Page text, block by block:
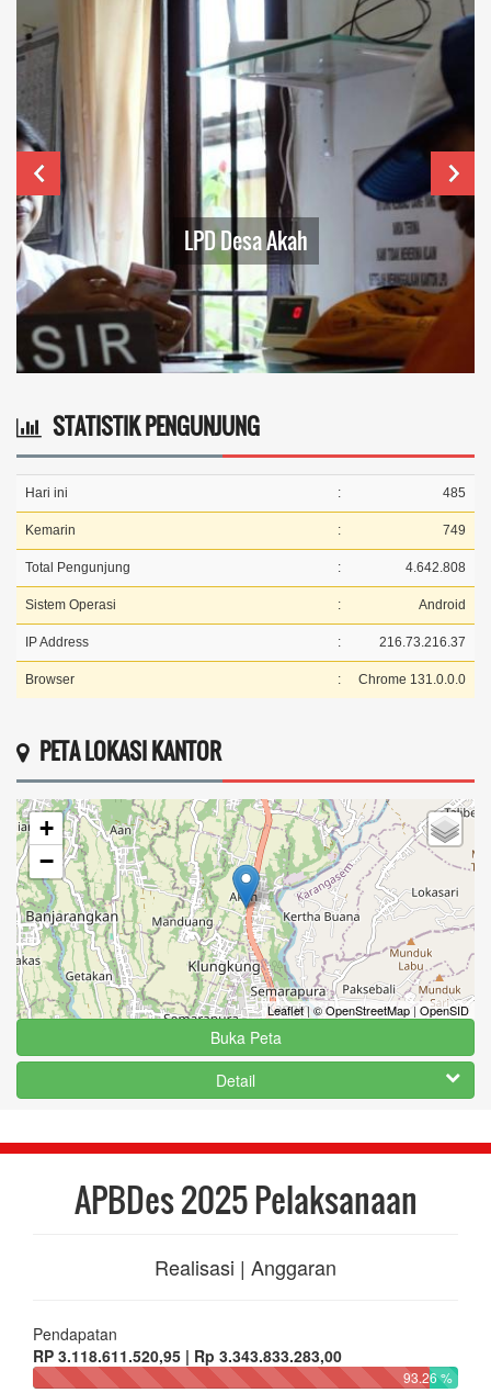
LPD Desa Akah
STATISTIK PENGUNJUNG
Hari ini : 485
Kemarin : 749
Total Pengunjung : 4.642.808
Sistem Operasi : Android
IP Address : 216.73.216.37
Browser : Chrome 131.0.0.0
PETA LOKASI KANTOR
+
−
Leaflet|© OpenStreetMap|OpenSID
Buka Peta
Detail
APBDes 2025 Pelaksanaan
Realisasi | Anggaran
Pendapatan
RP 3.118.611.520,95 | Rp 3.343.833.283,00
93.26 %